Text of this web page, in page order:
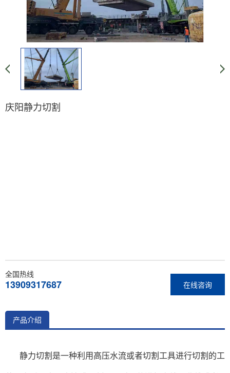
庆阳静力切割
在线咨询
全国热线
13909317687
产品介绍
静力切割是一种利用高压水流或者切割工具进行切割的工